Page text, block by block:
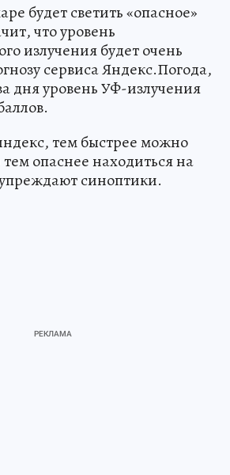
будет светить «опасное»
что уровень
излучения будет очень
сервиса Яндекс.Погода,
дня уровень УФ-излучения
тем быстрее можно
опаснее находиться на
синоптики.